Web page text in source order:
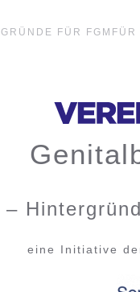
GRÜNDE FÜR FGM FÜR
–
eine Initiative